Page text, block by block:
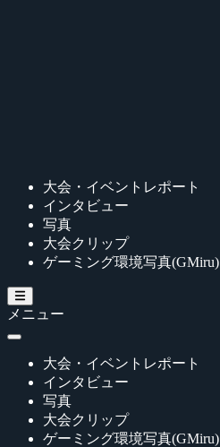
大会・イベントレポート
インタビュー
写真
大会クリップ
ゲーミング環境写真(GMiru)
メニュー
大会・イベントレポート
インタビュー
写真
大会クリップ
ゲーミング環境写真(GMiru)